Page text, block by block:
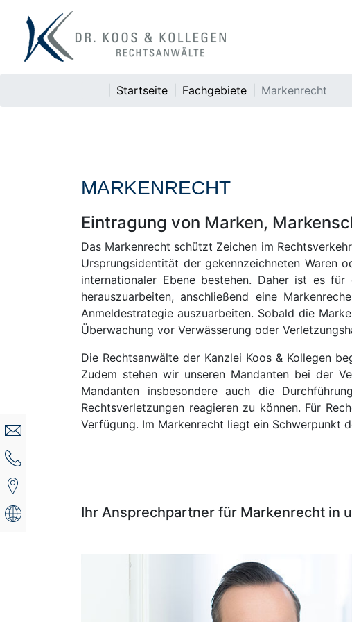
Startseite Fachgebiete Markenrecht
MARKENRECHT
Eintragung von Marken,
Das Markenrecht schützt Zeichen im
Ursprungsidentität der gekennzeichneten Waren
internationaler Ebene bestehen. Daher ist es
herauszuarbeiten, anschließend eine
Anmeldestrategie auszuarbeiten. Sobald die
Überwachung vor Verwässerung oder
Die Rechtsanwälte der Kanzlei Koos & Kollegen
Zudem stehen wir unseren Mandanten bei der
Mandanten insbesondere auch die
Rechtsverletzungen reagieren zu können. Für
Verfügung. Im Markenrecht liegt ein Schwerpunkt
Ihr Ansprechpartner für Markenrecht in